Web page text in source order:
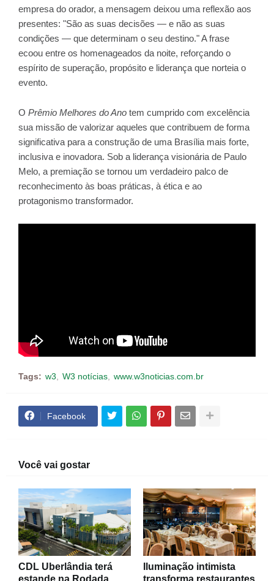
empresa do orador, a mensagem deixou uma reflexão aos
presentes: "São as suas decisões — e não as suas
condições — que determinam o seu destino." A frase
ecoou entre os homenageados da noite, reforçando o
espírito de superação, propósito e liderança que norteia o
evento.
O Prêmio Melhores do Ano tem cumprido com excelência
sua missão de valorizar aqueles que contribuem de forma
significativa para a construção de uma Brasília mais forte,
inclusiva e inovadora. Sob a liderança visionária de Paulo
Melo, a premiação se tornou um verdadeiro palco de
reconhecimento às boas práticas, à ética e ao
protagonismo transformador.
Tags: w3 W3 notícias www.w3noticias.com.br
Facebook
Você vai gostar
CDL Uberlândia terá
estande na Rodada
Iluminação intimista
transforma restaurantes